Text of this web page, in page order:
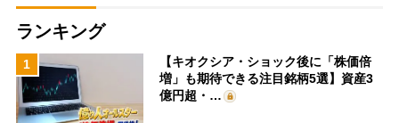
ランキング
1
【キオクシア・ショック後に「株価倍
増」も期待できる注目銘柄5選】資産3
億円超・…